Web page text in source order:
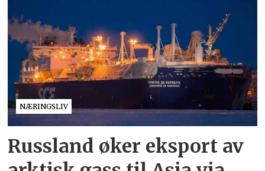
NÆRINGSLIV
Russland øker eksport av